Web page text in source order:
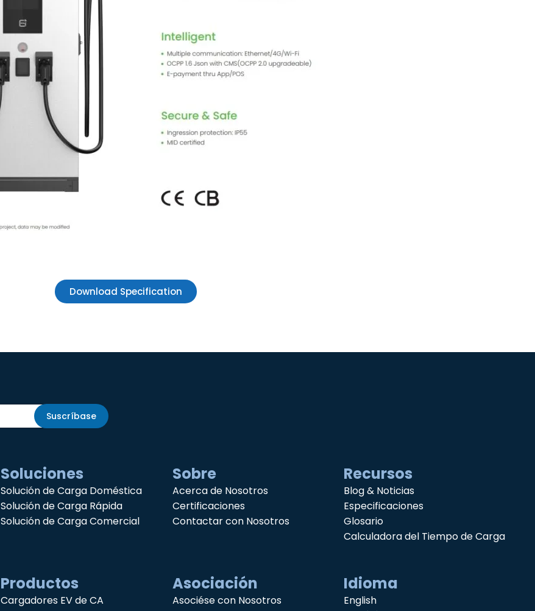
Download Specification
Suscríbase
Soluciones
Solución de Carga Doméstica
Solución de Carga Rápida
Solución de Carga Comercial
Sobre
Acerca de Nosotros
Certificaciones
Contactar con Nosotros
Recursos
Blog & Noticias
Especificaciones
Glosario
Calculadora del Tiempo de Carga
Productos
Cargadores EV de CA
Asociación
Asociése con Nosotros
Idioma
English